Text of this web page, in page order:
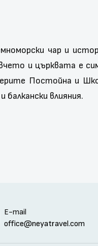
чар и
и църквата е
Постойна и
влияния.
E-mail
office@neyatravel.com